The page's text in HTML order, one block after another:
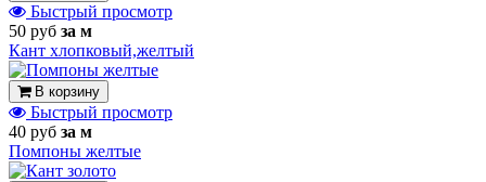
Быстрый просмотр
50 руб за м
Кант хлопковый,желтый
В корзину
Быстрый просмотр
40 руб за м
Помпоны желтые